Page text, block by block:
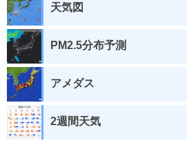
天気図
PM2.5分布予測
アメダス
2週間天気